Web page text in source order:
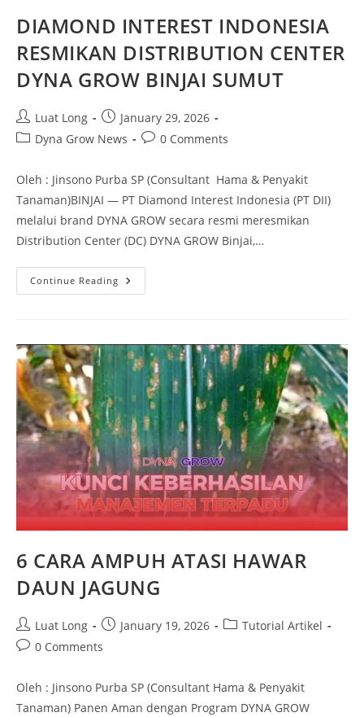
DIAMOND INTEREST INDONESIA
RESMIKAN DISTRIBUTION CENTER
DYNA GROW BINJAI SUMUT
Luat Long
January 29, 2026
Dyna Grow News
0 Comments
Oleh : Jinsono Purba SP (Consultant Hama & Penyakit
Tanaman)BINJAI — PT Diamond Interest Indonesia (PT DII)
melalui brand DYNA GROW secara resmi meresmikan
Distribution Center (DC) DYNA GROW Binjai,…
Continue Reading
6 CARA AMPUH ATASI HAWAR
DAUN JAGUNG
Luat Long January 19, 2026
Tutorial Artikel
0 Comments
Oleh : Jinsono Purba SP (Consultant Hama & Penyakit
Tanaman) Panen Aman dengan Program DYNA GROW